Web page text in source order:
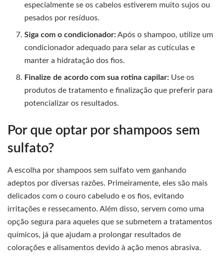
especialmente se os cabelos estiverem muito sujos ou
pesados por resíduos.
Siga com o condicionador:Após o shampoo, utilize um
condicionador adequado para selar as cutículas e
manter a hidratação dos fios.
Finalize de acordo com sua rotina capilar: Use os
produtos de tratamento e finalização que preferir para
potencializar os resultados.
Por que optar por shampoos sem
sulfato?
A escolha por shampoos sem sulfato vem ganhando
adeptos por diversas razões. Primeiramente, eles são mais
delicados com o couro cabeludo e os fios, evitando
irritações e ressecamento. Além disso, servem como uma
opção segura para aqueles que se submetem a tratamentos
químicos, já que ajudam a prolongar resultados de
colorações e alisamentos devido à ação menos abrasiva.